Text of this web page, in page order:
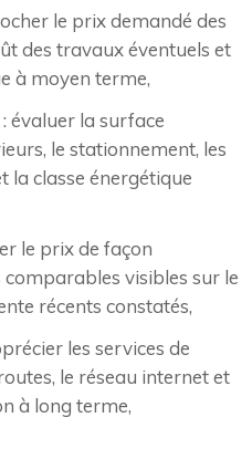
le prix demandé des
des travaux éventuels et
à moyen terme,
: évaluer la surface
le stationnement, les
la classe énergétique
le prix de façon
visibles sur le
récents constatés,
les services de
le réseau internet et
à long terme,